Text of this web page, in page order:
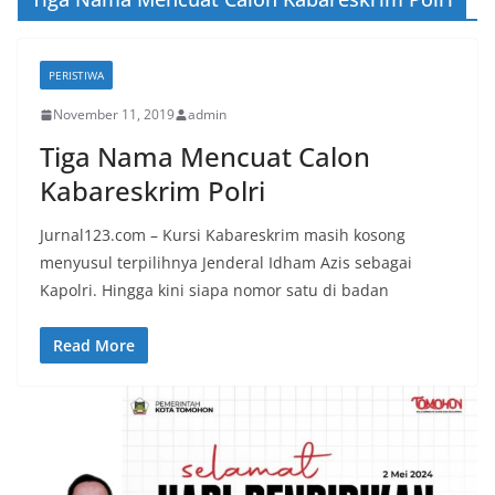
PERISTIWA
November 11, 2019 admin
Tiga Nama Mencuat Calon
Kabareskrim Polri
Jurnal123.com – Kursi Kabareskrim masih kosong
menyusul terpilihnya Jenderal Idham Azis sebagai
Kapolri. Hingga kini siapa nomor satu di badan
Read More